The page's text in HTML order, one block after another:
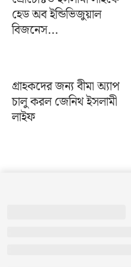
হেড অব ইন্ডিভিজুয়াল
বিজনেস...
গ্রাহকদের জন্য বীমা অ্যাপ
চালু করল জেনিথ ইসলামী
লাইফ